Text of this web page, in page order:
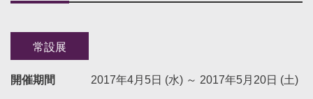
常設展
開催期間 2017年4月5日 (水) ～ 2017年5月20日 (土)